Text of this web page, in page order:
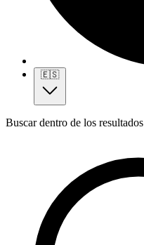
🇪🇸
Buscar dentro de los resultados